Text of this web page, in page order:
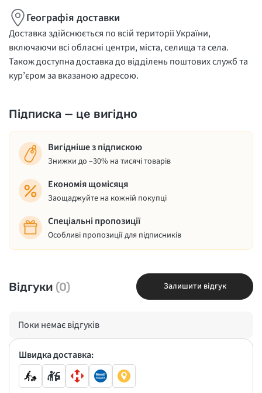
Географія доставки
Доставка здійснюється по всій території України,
включаючи всі обласні центри, міста, селища та села.
Також доступна доставка до відділень поштових служб та
кур’єром за вказаною адресою.
Підписка — це вигідно
Вигідніше з підпискою
Знижки до –30% на тисячі товарів
Економія щомісяця
Заощаджуйте на кожній покупці
Спеціальні пропозиції
Особливі пропозиції для підписників
Відгуки (0) Залишити відгук
Поки немає відгуків
Швидка доставка: